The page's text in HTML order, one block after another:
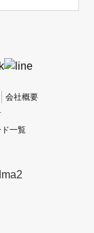
会社概要
一覧